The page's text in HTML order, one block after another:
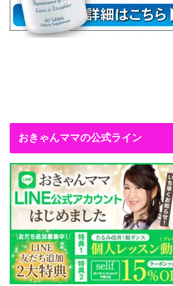
おきゃんママの公式ライン